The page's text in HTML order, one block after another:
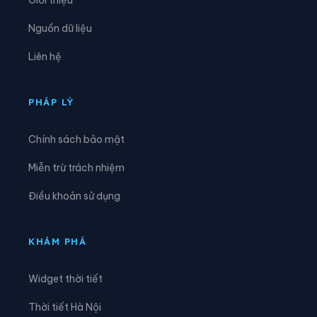
Nguồn dữ liệu
Liên hệ
PHÁP LÝ
Chính sách bảo mật
Miễn trừ trách nhiệm
Điều khoản sử dụng
KHÁM PHÁ
Widget thời tiết
Thời tiết Hà Nội